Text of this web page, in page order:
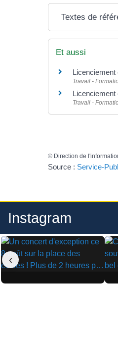
Textes de
Et aussi
Licenciement
Travail -
Licenciement
Travail -
© Direction de
Source : Service-
Instagram
▶ ▶
‹